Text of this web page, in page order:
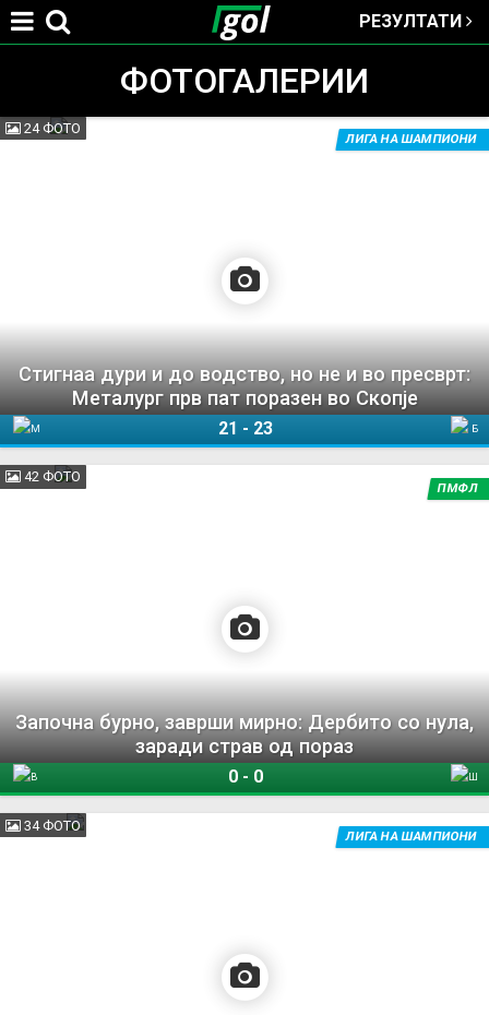
РЕЗУЛТАТИ
ФОТОГАЛЕРИИ
24 ФОТО
Стигнаа дури и до водство, но не и во пресврт:
Металург прв пат поразен во Скопје
ЛИГА НА ШАМПИОНИ
21 - 23
42 ФОТО
Започна бурно, заврши мирно: Дербито со нула,
заради страв од пораз
ПМФЛ
0 - 0
34 ФОТО
ЛИГА НА ШАМПИОНИ